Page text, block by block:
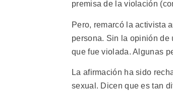
premisa de la violación
Pero, remarcó la activista
persona. Sin la opinión de
que fue violada. Algunas
La afirmación ha sido
sexual. Dicen que es tan